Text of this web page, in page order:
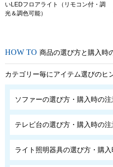
いLEDフロアライト（リモコン付・調
光＆調色可能）
商品の選び方と購入時
カテゴリー毎にアイテム選びのヒ
ソファーの選び方・購入時の注
テレビ台の選び方・購入時の注
ライト照明器具の選び方・購